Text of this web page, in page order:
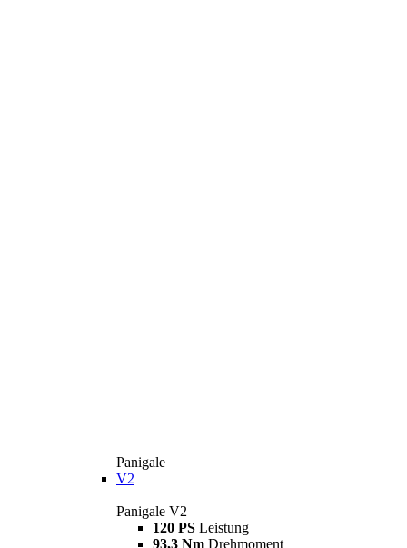
Panigale
V2
Panigale V2
120 PS Leistung
93,3 Nm Drehmoment